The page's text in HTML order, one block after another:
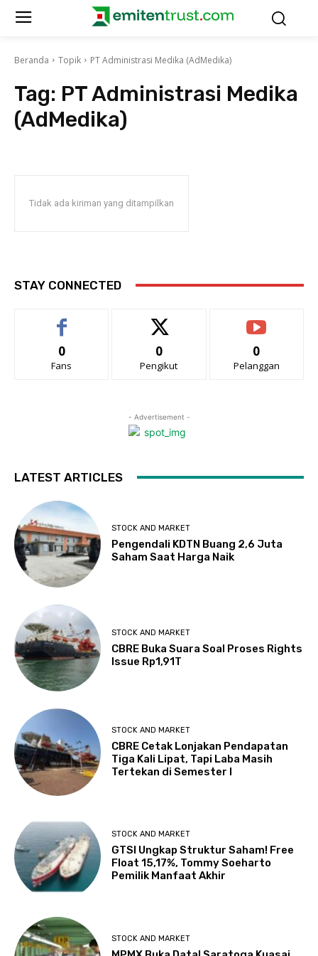
Beranda Topik PT Administrasi Medika (AdMedika)
Tag: PT Administrasi Medika
(AdMedika)
Tidak ada kiriman yang ditampilkan
STAY CONNECTED
0
Fans
0
Pengikut
0
Pelanggan
- Advertisement -
LATEST ARTICLES
STOCK AND MARKET
Pengendali KDTN Buang 2,6 Juta
Saham Saat Harga Naik
STOCK AND MARKET
CBRE Buka Suara Soal Proses Rights
Issue Rp1,91T
STOCK AND MARKET
CBRE Cetak Lonjakan Pendapatan
Tiga Kali Lipat, Tapi Laba Masih
Tertekan di Semester I
STOCK AND MARKET
GTSI Ungkap Struktur Saham! Free
Float 15,17%, Tommy Soeharto
Pemilik Manfaat Akhir
STOCK AND MARKET